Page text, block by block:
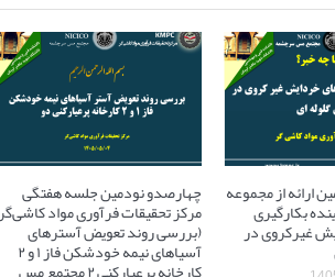
ارائه از مجموعه
بکارگیری
غیرکروی در
چهارصدو نودمین جلسه هفتگی
مرکز تحقیقات فرآوری مواد کاشی‌گر
(بررسی روند تعویض آسترهای
آسیاهای نیمه خودشکن فاز ۱ و ۲